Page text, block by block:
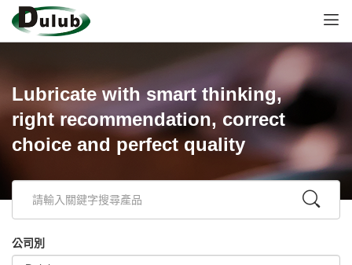
Lubricate with smart thinking,
right recommendation, correct
choice and perfect quality
公司別